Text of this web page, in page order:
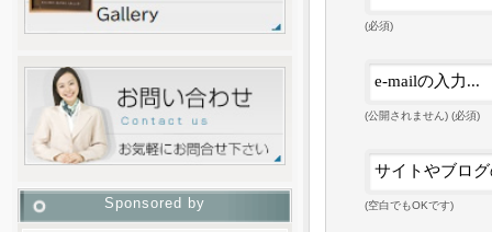
(必須)
(公開されません) (必須)
(空白でもOKです)
Sponsored by